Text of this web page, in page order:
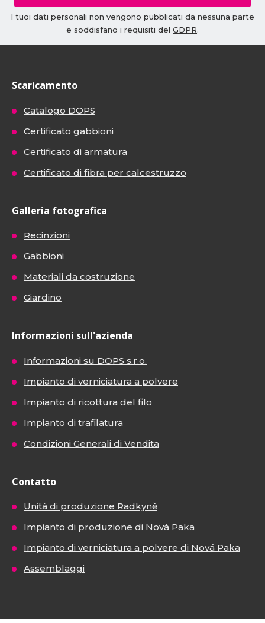
I tuoi dati personali non vengono pubblicati da nessuna parte
e soddisfano i requisiti del GDPR.
Scaricamento
Catalogo DOPS
Certificato gabbioni
Certificato di armatura
Certificato di fibra per calcestruzzo
Galleria fotografica
Recinzioni
Gabbioni
Materiali da costruzione
Giardino
Informazioni sull'azienda
Informazioni su DOPS s.r.o.
Impianto di verniciatura a polvere
Impianto di ricottura del filo
Impianto di trafilatura
Condizioni Generali di Vendita
Contatto
Unità di produzione Radkyně
Impianto di produzione di Nová Paka
Impianto di verniciatura a polvere di Nová Paka
Assemblaggi